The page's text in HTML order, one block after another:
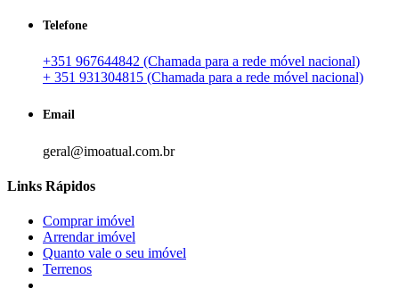
Telefone
+351 967644842 (Chamada para a rede móvel nacional)
+ 351 931304815 (Chamada para a rede móvel nacional)
Email
geral@imoatual.com.br
Links Rápidos
Comprar imóvel
Arrendar imóvel
Quanto vale o seu imóvel
Terrenos